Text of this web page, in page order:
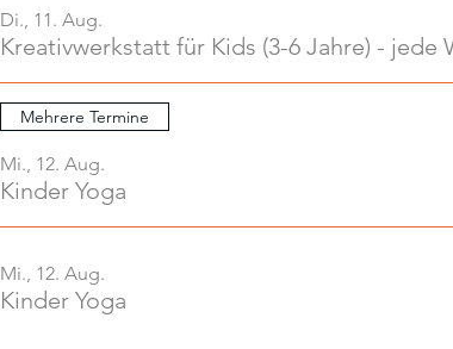
Di., 11. Aug.
Mehrere Termine
Mi., 12. Aug.
Kinder Yoga
Mi., 12. Aug.
Kinder Yoga